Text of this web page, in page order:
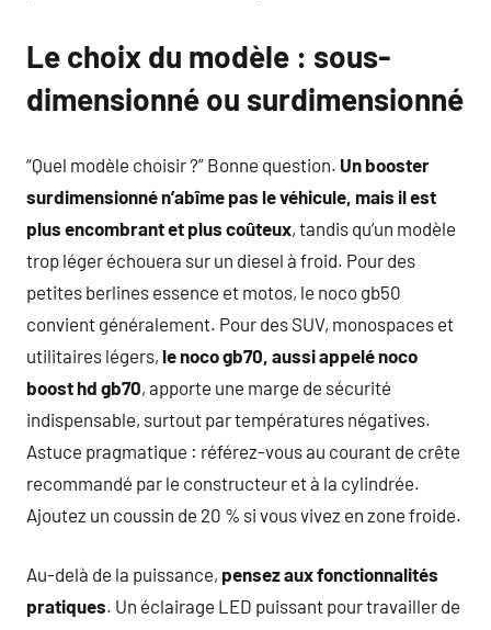
Le choix du modèle : sous-
dimensionné ou surdimensionné
“Quel modèle choisir ?” Bonne question. Un booster
surdimensionné n’abîme pas le véhicule, mais il est
plus encombrant et plus coûteux, tandis qu’un modèle
trop léger échouera sur un diesel à froid. Pour des
petites berlines essence et motos, le noco gb50
convient généralement. Pour des SUV, monospaces et
utilitaires légers, le noco gb70, aussi appelé noco
boost hd gb70, apporte une marge de sécurité
indispensable, surtout par températures négatives.
Astuce pragmatique : référez-vous au courant de crête
recommandé par le constructeur et à la cylindrée.
Ajoutez un coussin de 20 % si vous vivez en zone froide.
Au-delà de la puissance, pensez aux fonctionnalités
pratiques. Un éclairage LED puissant pour travailler de